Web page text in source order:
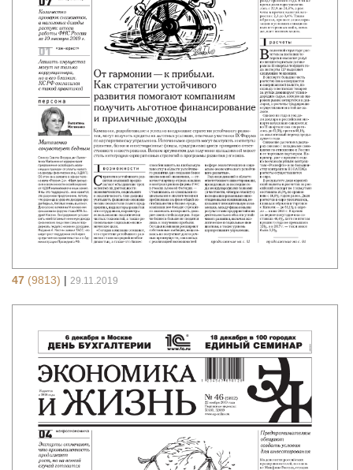
47 (9813) 29.11.2019